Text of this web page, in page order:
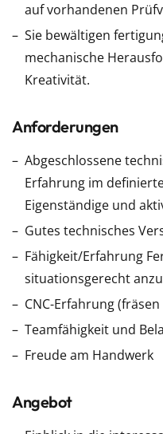
auf vorhandenen
Sie bewältigen
mechanische
Kreativität.
Anforderungen
Abgeschlossene
Erfahrung im
Eigenständige und
Gutes technisches
Fähigkeit/Erfahrung
situationsgerecht
CNC-Erfahrung
Teamfähigkeit und
Freude am Handwerk
Angebot